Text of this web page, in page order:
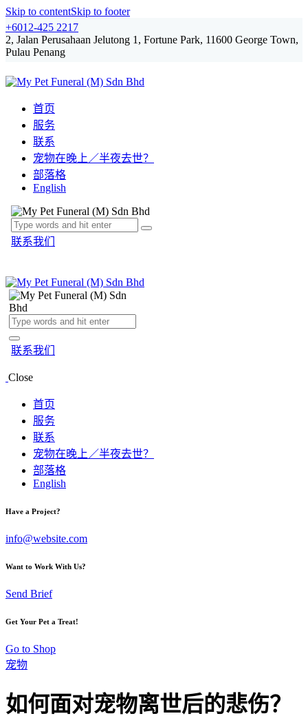
Skip to contentSkip to footer
+6012-425 2217
2, Jalan Perusahaan Jelutong 1, Fortune Park, 11600 George Town,
Pulau Penang
1
首页
服务
联系
宠物在晚上／半夜去世？
部落格
English
联系我们
联系我们
Close
首页
服务
联系
宠物在晚上／半夜去世？
部落格
English
facebook-
instagram
Have a Project?
info@website.com
Want to Work With Us?
Send Brief
Get Your Pet a Treat!
Go to Shop
宠物
如何面对宠物离世后的悲伤？